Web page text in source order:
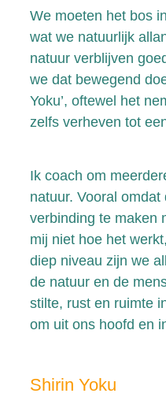
We moeten het bos
wat we natuurlijk
natuur verblijven
we dat bewegend
Yoku’, oftewel het
zelfs verheven tot
Ik coach om
natuur. Vooral
verbinding te maken
mij niet hoe het
diep niveau zijn we
de natuur en de
stilte, rust en ruimte
om uit ons hoofd en
Shirin Yoku